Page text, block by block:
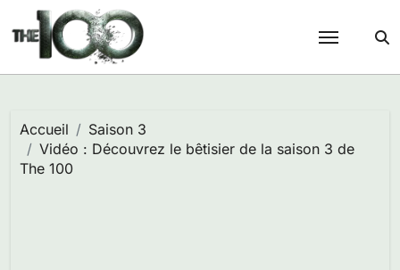
Passer
au
contenu
Accueil
Saison 3
Vidéo : Découvrez le bêtisier de la saison 3 de
The 100